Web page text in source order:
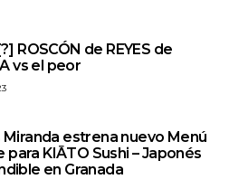
ROSCÓN de REYES de
vs el peor
Miranda estrena nuevo Menú
para KIĀTO Sushi – Japonés
en Granada